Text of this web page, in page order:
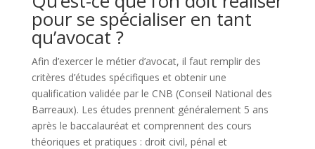
pour se spécialiser en tant
qu’avocat ?
Afin d’exercer le métier d’avocat, il faut remplir des
critères d’études spécifiques et obtenir une
qualification validée par le CNB (Conseil National des
Barreaux). Les études prennent généralement 5 ans
après le baccalauréat et comprennent des cours
théoriques et pratiques : droit civil, pénal et